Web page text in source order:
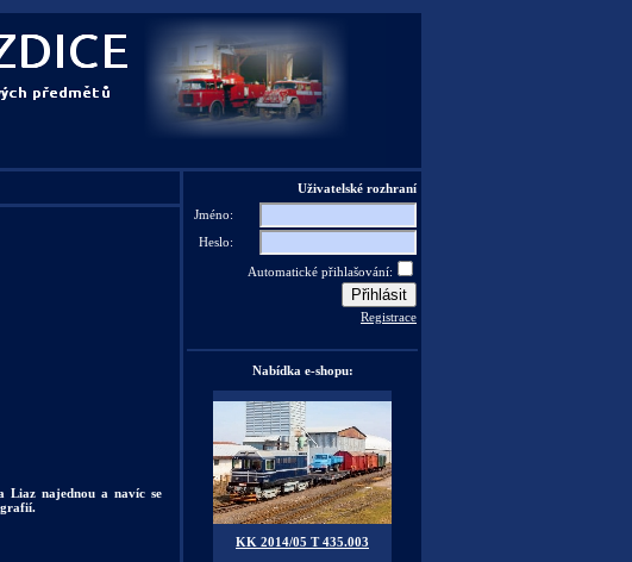
Uživatelské rozhraní
Jméno:
Heslo:
Automatické přihlašování:
Registrace
Nabídka e-shopu:
KK 2014/05 T 435.003
Liaz najednou a navíc se